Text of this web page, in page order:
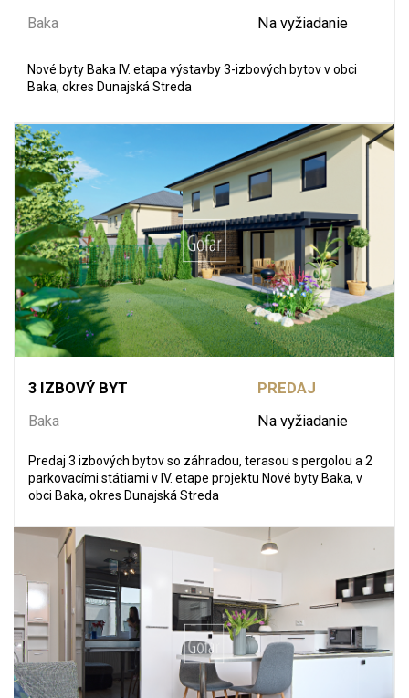
Baka
Na vyžiadanie
Nové byty Baka IV. etapa výstavby 3-izbových bytov v obci
Baka, okres Dunajská Streda
3 IZBOVÝ BYT
Baka
PREDAJ
Na vyžiadanie
Predaj 3 izbových bytov so záhradou, terasou s pergolou a 2
parkovacími státiami v IV. etape projektu Nové byty Baka, v
obci Baka, okres Dunajská Streda